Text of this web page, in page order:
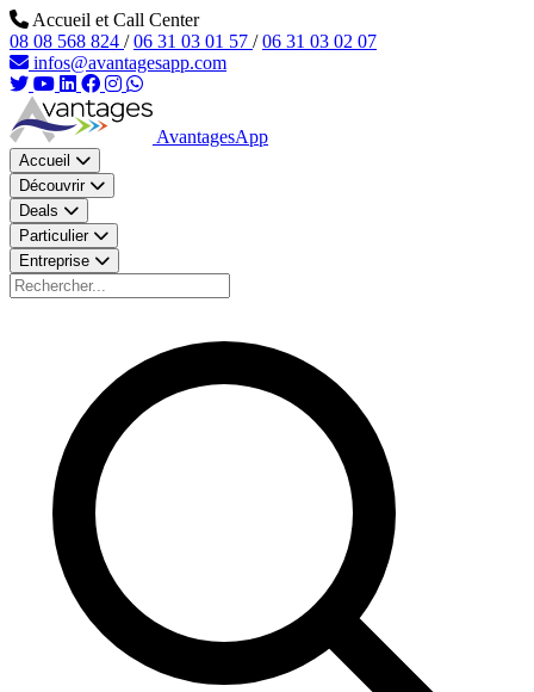
Aller au contenu principal
Accueil et Call Center
08 08 568 824 / 06 31 03 01 57 / 06 31 03 02 07
infos@avantagesapp.com
AvantagesApp
Accueil
Découvrir
Deals
Particulier
Entreprise